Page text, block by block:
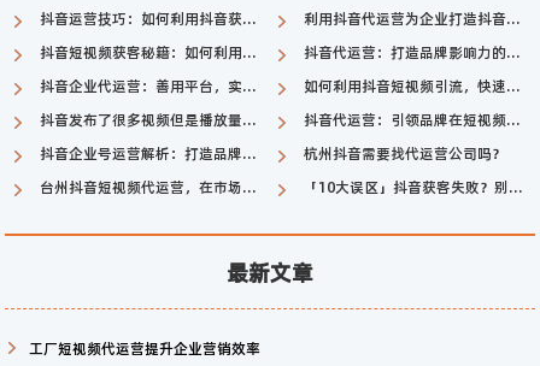
抖音运营技巧：如何利用抖音获客？
利用抖音代运营为企业打造抖音品牌
抖音短视频获客秘籍：如何利用短视频平台吸引潜在客户
抖音代运营：打造品牌影响力的新利器
抖音企业代运营：善用平台，实现品牌的快速增长
如何利用抖音短视频引流，快速扩大影响力？
抖音发布了很多视频但是播放量少怎么办？
抖音代运营：引领品牌在短视频时代的火爆推广
抖音企业号运营解析：打造品牌新视界
杭州抖音需要找代运营公司吗？
台州抖音短视频代运营，在市场转型中占领先机
「10大误区」抖音获客失败？别害怕，短视频获客大揭秘教你走向成功！
最新文章
工厂短视频代运营提升企业营销效率